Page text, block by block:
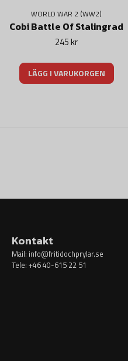
WORLD WAR 2 (WW2)
Cobi Battle Of Stalingrad
245 kr
LÄGG I VARUKORGEN
Kontakt
Mail: info@fritidochprylar.se
Tele: +46 40-615 22 51